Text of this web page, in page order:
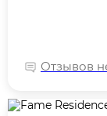
Отзывов